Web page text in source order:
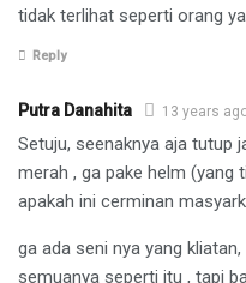
tidak terlihat seperti orang
Reply
Putra Danahita 13 years
Setuju, seenaknya aja tutup
merah , ga pake helm (yang
apakah ini cerminan
ga ada seni nya yang
semuanya seperti itu , tapi